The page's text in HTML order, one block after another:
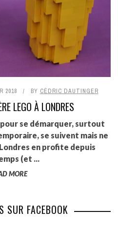
2018 BY CÉDRIC DAUTINGER
LEGO À LONDRES
se démarquer, surtout
se suivent mais ne
en profite depuis
(et ...
MORE
SUR FACEBOOK